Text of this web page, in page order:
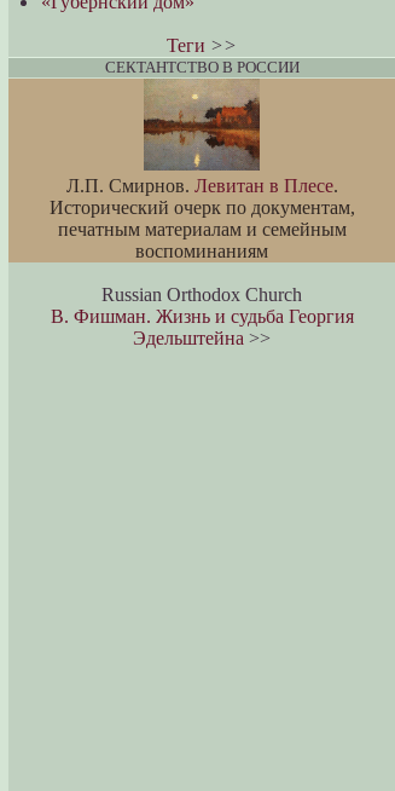
Теги >>
СЕКТАНТСТВО В РОССИИ
Л.П. Смирнов. Левитан в Плесе.
Исторический очерк по документам,
печатным материалам и семейным
воспоминаниям
Russian Orthodox Church
В. Фишман. Жизнь и судьба Георгия
Эдельштейна >>